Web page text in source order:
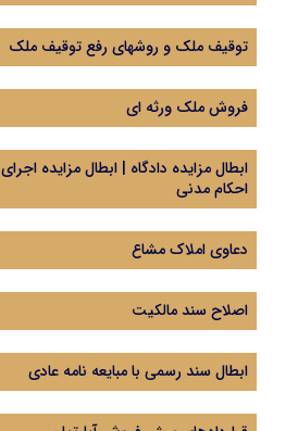
توقیف ملک و روشهای رفع توقیف ملک
فروش ملک ورثه ای
ابطال مزایده دادگاه | ابطال مزایده اجرای
احکام مدنی
دعاوی املاک مشاع
اصلاح سند مالکیت
ابطال سند رسمی با مبایعه نامه عادی